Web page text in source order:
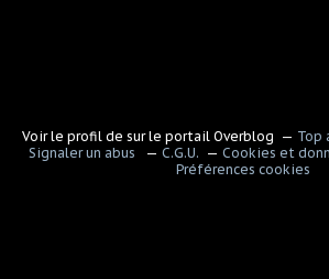
Voir le profil de sur le portail Overblog Top
Signaler un abus
C.G.U.
Cookies et
Préférences cookies